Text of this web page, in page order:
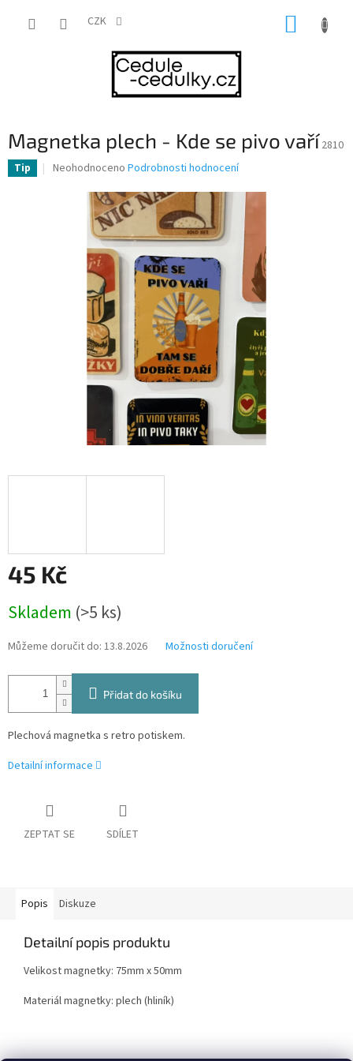
CZK
Magnetka plech - Kde se pivo vaří 2810
Tip
Průměrné
produktu
hvězdiček.
Neohodnoceno Podrobnosti hodnocení
45 Kč
cena:
Skladem (>5 ks)
Můžeme doručit do: 13.8.2026 Možnosti doručení
Přidat do košíku
Plechová magnetka s retro potiskem.
Detailní informace
ZEPTAT SE SDÍLET
Popis Diskuze
Detailní popis produktu
Velikost magnetky: 75mm x 50mm
Materiál magnetky: plech (hliník)